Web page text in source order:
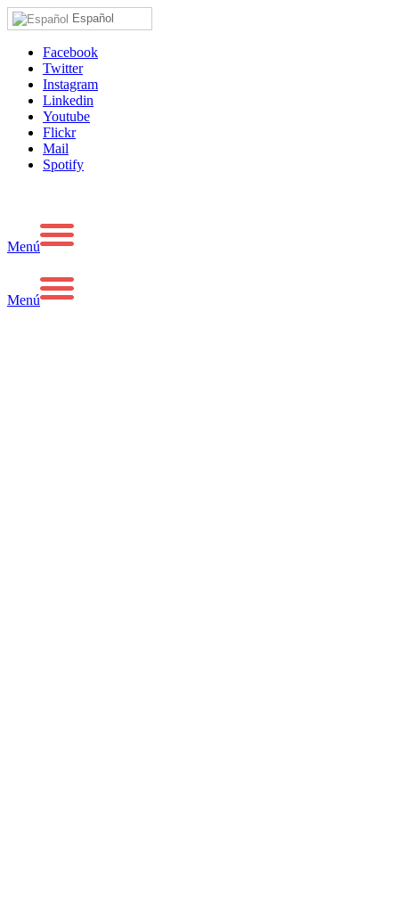
Español
Facebook
Twitter
Instagram
Linkedin
Youtube
Flickr
Mail
Spotify
Menú
Menú